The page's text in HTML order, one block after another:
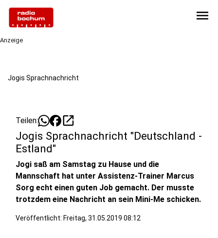
menu
Anzeige
Jogis Sprachnachricht
Teilen: open_in_new
Jogis Sprachnachricht "Deutschland -
Estland"
Jogi saß am Samstag zu Hause und die
Mannschaft hat unter Assistenz-Trainer Marcus
Sorg echt einen guten Job gemacht. Der musste
trotzdem eine Nachricht an sein Mini-Me schicken.
Veröffentlicht: Freitag, 31.05.2019 08:12